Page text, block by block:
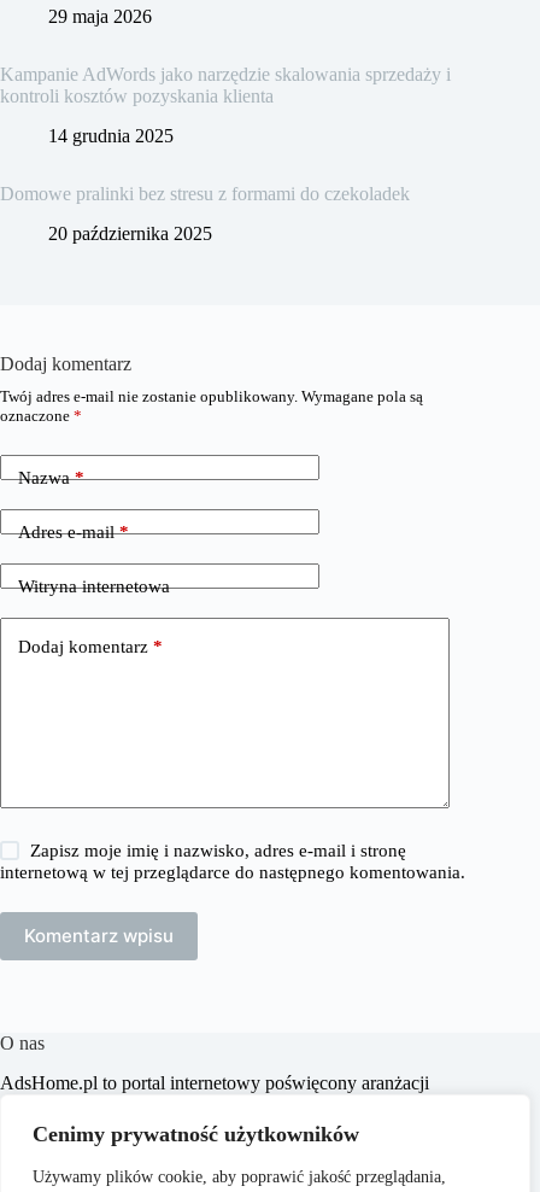
Cenimy prywatność użytkowników
Używamy plików cookie, aby poprawić jakość przeglądania,
29 maja 2026
Kampanie AdWords jako narzędzie skalowania sprzedaży i
kontroli kosztów pozyskania klienta
14 grudnia 2025
Domowe pralinki bez stresu z formami do czekoladek
20 października 2025
Dodaj komentarz
Twój adres e-mail nie zostanie opublikowany. Wymagane pola są
oznaczone *
Nazwa*
Adres e-mail*
Witryna internetowa
Dodaj komentarz *
Zapisz moje imię i nazwisko, adres e-mail i stronę
internetową w tej przeglądarce do następnego komentowania.
Komentarz wpisu
O nas
​AdsHome.pl to portal internetowy poświęcony aranżacji
celem jest dostarczanie praktycznych wskazówek i inspiracji,
które pomogą czytelnikom w tworzeniu komfortowych i
stylowych przestrzeni życiowych.